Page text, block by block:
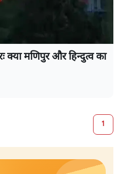
क्या मणिपुर और हिन्दुत्व का
1